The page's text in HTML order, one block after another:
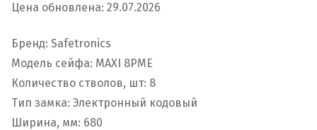
Цена обновлена: 29.07.2026
Бренд: Safetronics
Модель сейфа: MAXI 8PME
Количество стволов, шт: 8
Тип замка: Электронный кодовый
Ширина, мм: 680